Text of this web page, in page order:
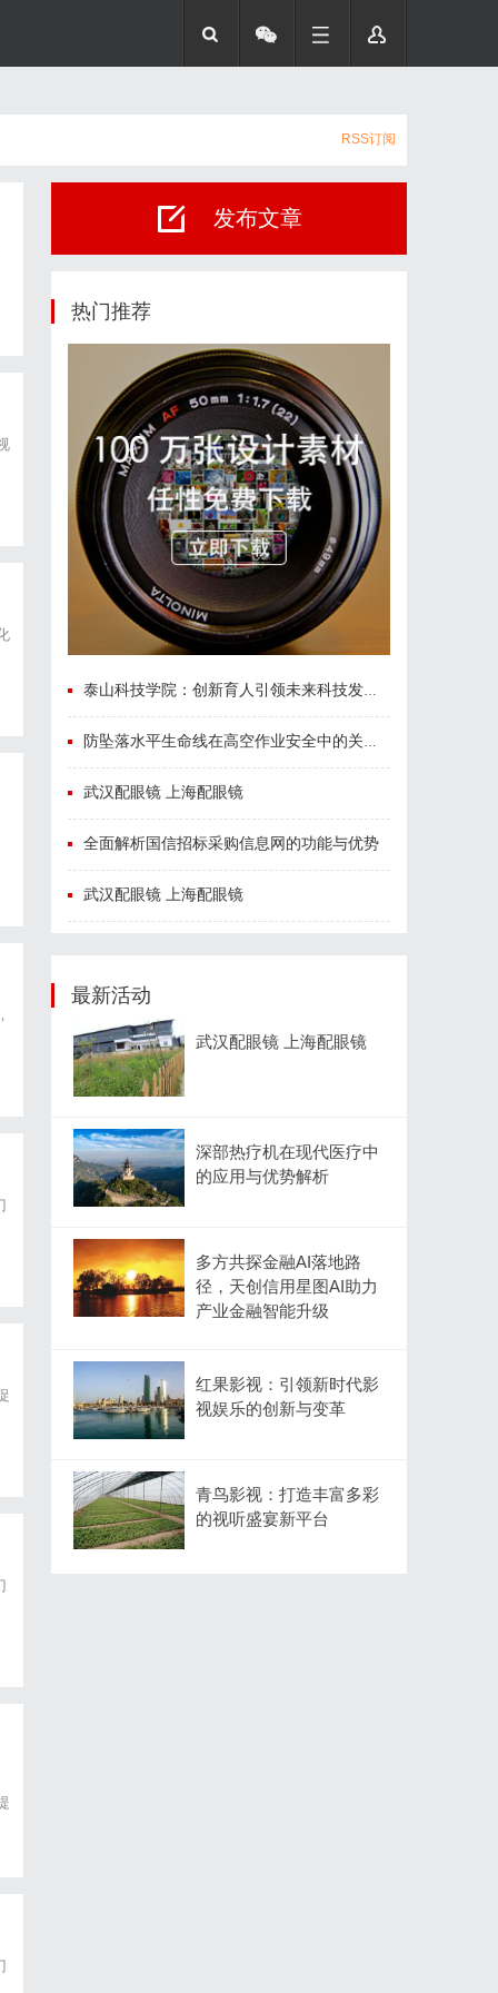
RSS订阅
发布文章
热门推荐
泰山科技学院：创新育人引领未来科技发展新高地
防坠落水平生命线在高空作业安全中的关键作用与应用解析
武汉配眼镜 上海配眼镜
全面解析国信招标采购信息网的功能与优势
武汉配眼镜 上海配眼镜
最新活动
武汉配眼镜 上海配眼镜
深部热疗机在现代医疗中
的应用与优势解析
多方共探金融AI落地路
径，天创信用星图AI助力
产业金融智能升级
红果影视：引领新时代影
视娱乐的创新与变革
青鸟影视：打造丰富多彩
的视听盛宴新平台